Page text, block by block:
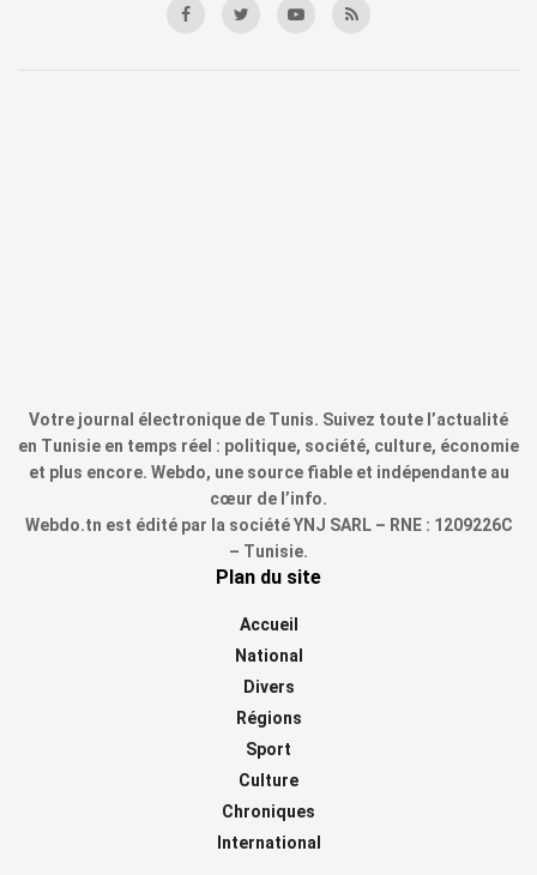
Votre journal électronique de Tunis. Suivez toute l’actualité
en Tunisie en temps réel : politique, société, culture, économie
et plus encore. Webdo, une source fiable et indépendante au
cœur de l’info.
Webdo.tn est édité par la société YNJ SARL – RNE : 1209226C
– Tunisie.
Plan du site
Accueil
National
Divers
Régions
Sport
Culture
Chroniques
International